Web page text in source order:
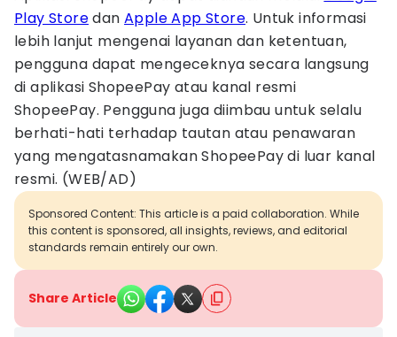
Play StoredanApple App Store. Untuk informasi
lebih lanjut mengenai layanan dan ketentuan,
pengguna dapat mengeceknya secara langsung
di aplikasi ShopeePay atau kanal resmi
ShopeePay. Pengguna juga diimbau untuk selalu
berhati-hati terhadap tautan atau penawaran
yang mengatasnamakan ShopeePay di luar kanal
resmi. (WEB/AD)
Sponsored Content: This article is a paid collaboration. While
this content is sponsored, all insights, reviews, and editorial
standards remain entirely our own.
Share Article